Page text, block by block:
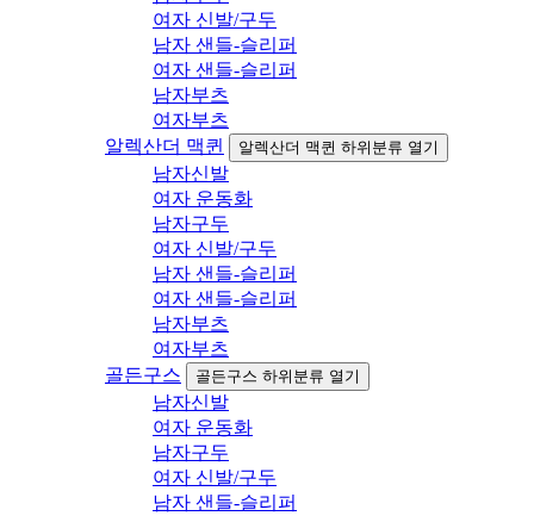
여자 신발/구두
남자 샌들-슬리퍼
여자 샌들-슬리퍼
남자부츠
여자부츠
알렉산더 맥퀸
알렉산더 맥퀸 하위분류 열기
남자신발
여자 운동화
남자구두
여자 신발/구두
남자 샌들-슬리퍼
여자 샌들-슬리퍼
남자부츠
여자부츠
골든구스
골든구스 하위분류 열기
남자신발
여자 운동화
남자구두
여자 신발/구두
남자 샌들-슬리퍼